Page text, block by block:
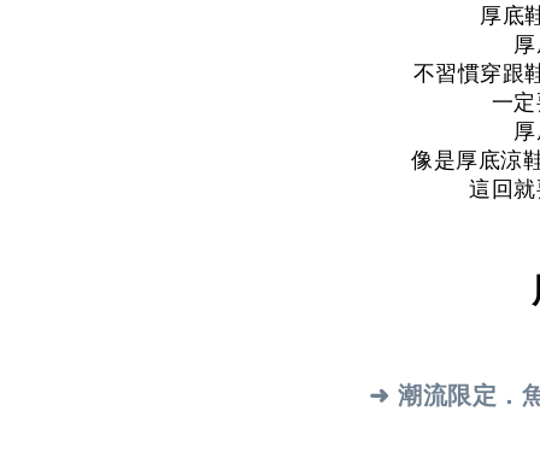
厚底
不習慣穿跟
一
像是厚底涼
這回
➜ 潮流限定．